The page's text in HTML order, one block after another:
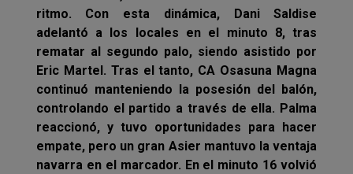
ritmo. Con esta dinámica, Dani Saldise
adelantó a los locales en el minuto 8, tras
rematar al segundo palo, siendo asistido por
Eric Martel. Tras el tanto, CA Osasuna Magna
continuó manteniendo la posesión del balón,
controlando el partido a través de ella. Palma
reaccionó, y tuvo oportunidades para hacer
empate, pero un gran Asier mantuvo la ventaja
navarra en el marcador. En el minuto 16 volvió